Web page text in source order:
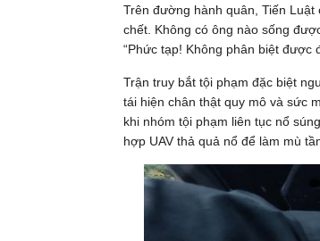
Trên đường hành quân, Tiến
chết. Không có ông nào sống
“Phức tạp! Không phân biệt được
Trận truy bắt tội phạm đặc biệt
tái hiện chân thật quy mô và sức
khi nhóm tội phạm liên tục nổ
hợp UAV thả quả nổ để làm mù